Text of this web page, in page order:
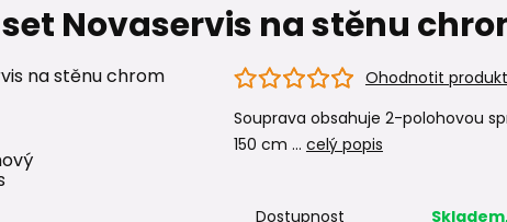
Novaservis na stěnu
Ohodnotit produkt
Souprava obsahuje 2-polohovou
150 cm ... celý popis
Dostupnost